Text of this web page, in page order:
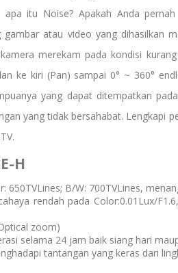
itu Noise? Apakah Anda
atau video yang dihasilkan
merekam pada kondisi
ke kiri (Pan) sampai 0° ~ 360°
yang dapat ditempatkan
yang tidak bersahabat. Lengkapi
H
650TVLines; B/W: 700TVLines,
rendah pada Color:0.01Lux/
zoom)
selama 24 jam baik siang hari
tantangan yang keras dari